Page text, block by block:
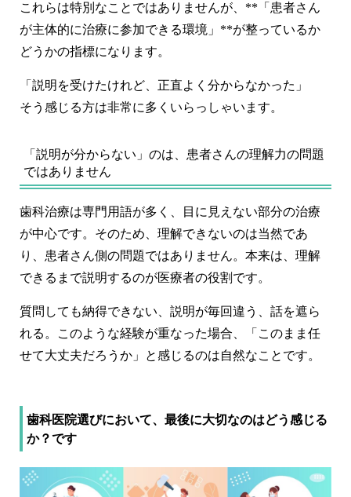
これらは特別なことではありませんが、**「患者さん
が主体的に治療に参加できる環境」**が整っているか
どうかの指標になります。
「説明を受けたけれど、正直よく分からなかった」
そう感じる方は非常に多くいらっしゃいます。
「説明が分からない」のは、患者さんの理解力の問題
ではありません
歯科治療は専門用語が多く、目に見えない部分の治療
が中心です。そのため、理解できないのは当然であ
り、患者さん側の問題ではありません。本来は、 理解
できるまで説明するのが医療者の役割 です。
質問しても納得できない、説明が毎回違う、話を遮ら
れる。このような経験が重なった場合、「このまま任
せて大丈夫だろうか」と感じるのは自然なことです。
歯科医院選びにおいて、最後に大切なのはどう感じる
か？です